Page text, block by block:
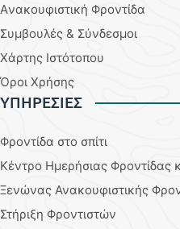
Aνακουφιστική Φροντίδα
Συμβουλές & Σύνδεσμοι
Χάρτης Ιστότοπου
Όροι Χρήσης
YΠΗΡΕΣΙΕΣ
Φροντίδα στο σπίτι
Κέντρο Ημερήσιας Φροντίδας
Ξενώνας Ανακουφιστικής
Στήριξη Φροντιστών